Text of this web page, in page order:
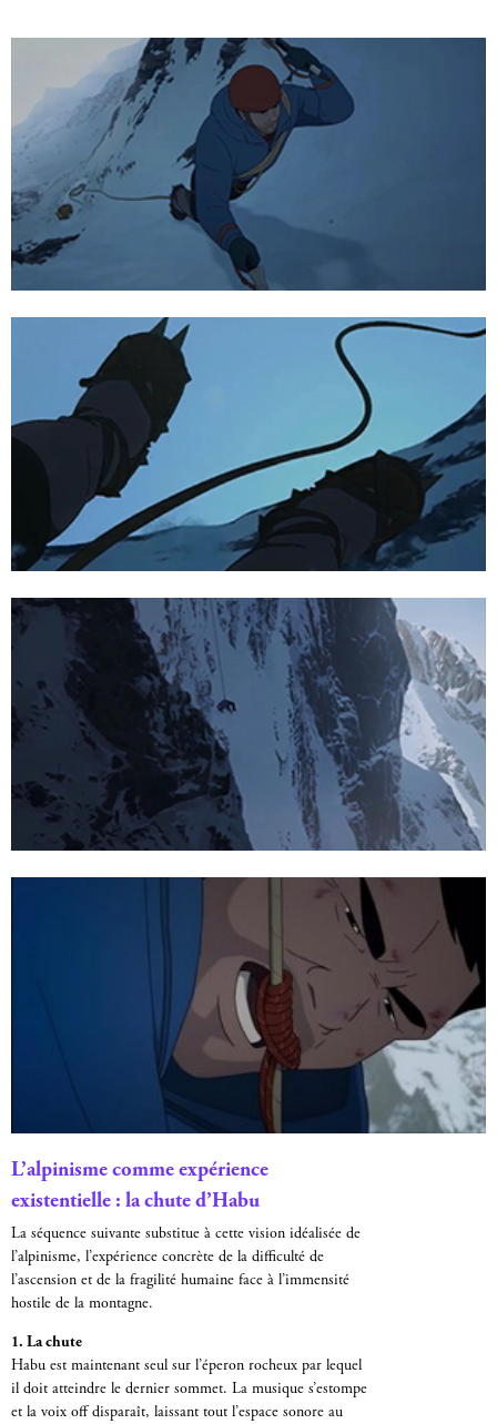
L’alpinisme comme expérience
existentielle : la chute d’Habu
La séquence suivante substitue à cette vision idéalisée de
l’alpinisme, l’expérience concrète de la difficulté de
l’ascension et de la fragilité humaine face à l’immensité
hostile de la montagne.
1. La chute
Habu est maintenant seul sur l’éperon rocheux par lequel
il doit atteindre le dernier sommet. La musique s’estompe
et la voix off disparaît, laissant tout l’espace sonore au